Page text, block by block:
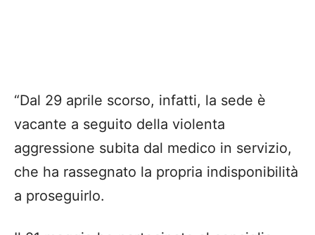
“Dal 29 aprile scorso, infatti, la sede è
vacante a seguito della violenta
aggressione subita dal medico in servizio,
che ha rassegnato la propria indisponibilità
a proseguirlo.